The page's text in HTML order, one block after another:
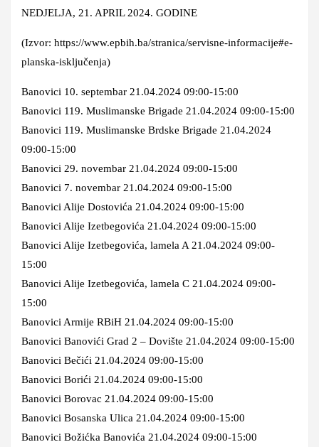
NEDJELJA, 21. APRIL 2024. GODINE
(Izvor: https://www.epbih.ba/stranica/servisne-informacije#e-
planska-isključenja)
Banovici 10. septembar 21.04.2024 09:00-15:00
Banovici 119. Muslimanske Brigade 21.04.2024 09:00-15:00
Banovici 119. Muslimanske Brdske Brigade 21.04.2024
09:00-15:00
Banovici 29. novembar 21.04.2024 09:00-15:00
Banovici 7. novembar 21.04.2024 09:00-15:00
Banovici Alije Dostovića 21.04.2024 09:00-15:00
Banovici Alije Izetbegovića 21.04.2024 09:00-15:00
Banovici Alije Izetbegovića, lamela A 21.04.2024 09:00-
15:00
Banovici Alije Izetbegovića, lamela C 21.04.2024 09:00-
15:00
Banovici Armije RBiH 21.04.2024 09:00-15:00
Banovici Banovići Grad 2 – Dovište 21.04.2024 09:00-15:00
Banovici Bečići 21.04.2024 09:00-15:00
Banovici Borići 21.04.2024 09:00-15:00
Banovici Borovac 21.04.2024 09:00-15:00
Banovici Bosanska Ulica 21.04.2024 09:00-15:00
Banovici Božićka Banovića 21.04.2024 09:00-15:00